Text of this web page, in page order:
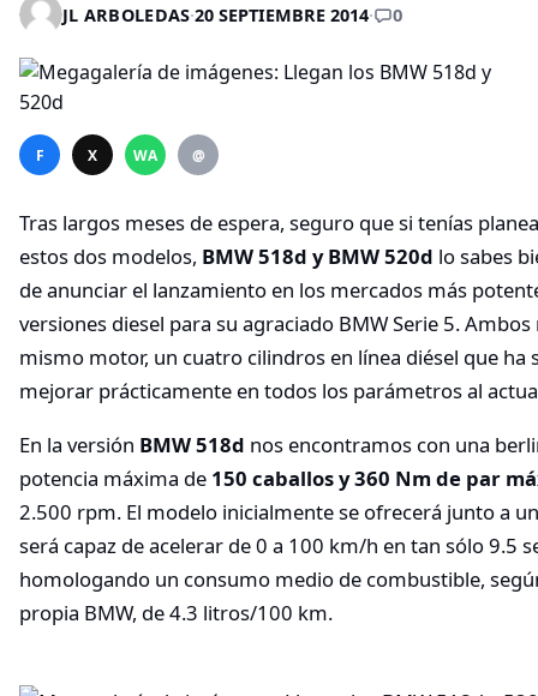
JL ARBOLEDAS·20 SEPTIEMBRE 2014· 0
F X WA @
Tras largos meses de espera, seguro que si tenías
estos dos modelos, BMW 518d y BMW 520d lo sabes
de anunciar el lanzamiento en los mercados más
versiones diesel para su agraciado BMW Serie 5.
mismo motor, un cuatro cilindros en línea diésel que ha
mejorar prácticamente en todos los parámetros al
En la versión BMW 518d nos encontramos con una
potencia máxima de 150 caballos y 360 Nm de par
2.500 rpm. El modelo inicialmente se ofrecerá junto a
será capaz de acelerar de 0 a 100 km/h en tan sólo 9.5
homologando un consumo medio de combustible,
propia BMW, de 4.3 litros/100 km.